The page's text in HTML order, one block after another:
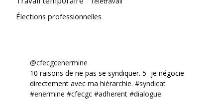
Élections professionnelles
@cfecgcenermine
10 raisons de ne pas se syndiquer. 5- je négocie
directement avec ma hiérarchie. #syndicat
#enermine #cfecgc #adherent #dialogue